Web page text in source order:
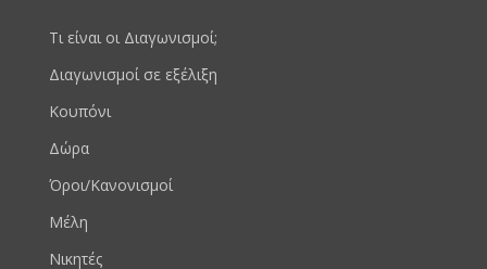
Τι είναι οι Διαγωνισμοί;
Διαγωνισμοί σε εξέλιξη
Κουπόνι
Δώρα
Όροι/Κανονισμοί
Μέλη
Νικητές